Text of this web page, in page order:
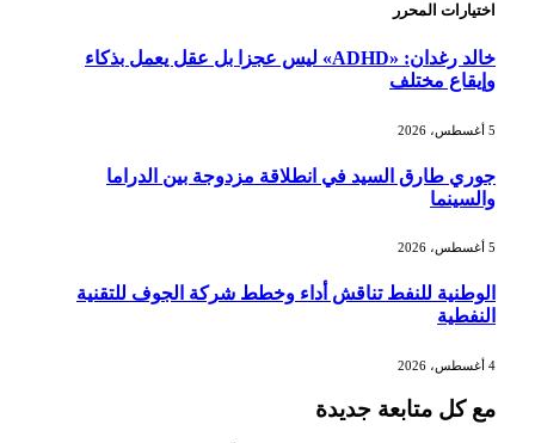
اختيارات المحرر
خالد رغدان: «ADHD» ليس عجزا بل عقل يعمل بذكاء
وإيقاع مختلف
جوري طارق السيد في انطلاقة مزدوجة بين الدراما
والسينما
الوطنية للنفط تناقش أداء وخطط شركة الجوف للتقنية
النفطية
مع كل متابعة جديدة